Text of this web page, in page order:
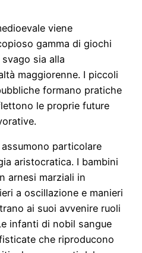
viene
gamma di giochi
sia alla
maggiorenne. I piccoli
formano pratiche
le proprie future
particolare
aristocratica. I bambini
arnesi marziali in
a oscillazione e manieri
ai suoi avvenire ruoli
infanti di nobil sangue
che riproducono